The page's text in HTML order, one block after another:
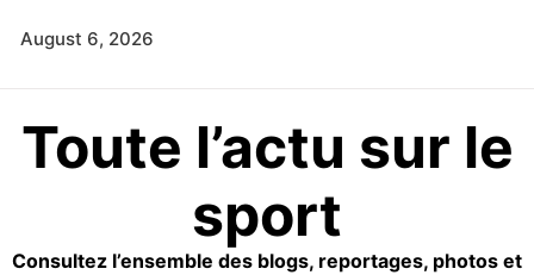
August 6, 2026
Toute l’actu sur le
sport
Consultez l’ensemble des blogs, reportages, photos et